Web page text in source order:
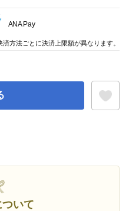
いて
ANA Pay
済方法ごとに決済上限額が異なります。